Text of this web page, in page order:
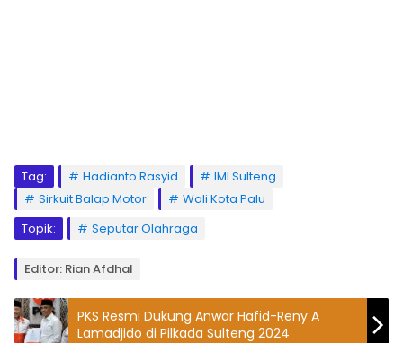
Tag: Hadianto Rasyid
IMI Sulteng
Sirkuit Balap Motor
Wali Kota Palu
Topik:
Seputar Olahraga
Editor: Rian Afdhal
PKS Resmi Dukung Anwar Hafid-Reny A
Lamadjido di Pilkada Sulteng 2024